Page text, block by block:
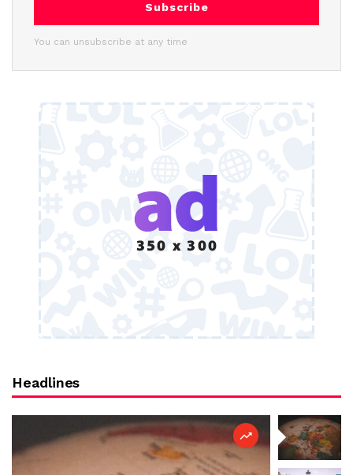
Subscribe
You can unsubscribe at any time
Headlines